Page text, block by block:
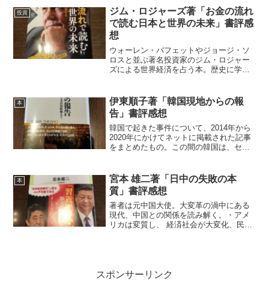
本書も書かれている。アゼルバイジャン
と言っても、せいぜいバク...
投資
ジム・ロジャーズ著「お金の流れ
で読む日本と世界の未来」書評感
想
ウォーレン・バフェットやジョージ・ソ
ロスと並ぶ著名投資家のジム・ロジャー
ズによる世界経済を占う本。歴史に学
情勢の予想。ふつうの国際情勢とは違っ
た見方が示してある。・統一...
本
伊東順子著「韓国現地からの報
告」書評感想
韓国で起きた事件について、2014年から
2020年にかけてネットに掲載された記事
をまとめたもの。この間の韓国は、セウ
慰安婦徴用工問題など、次々と大きな事
件が起きている。...
本
宮本 雄二著「日中の失敗の本
質」書評感想
著者は元中国大使。大変革の渦中にある
現代、中国との関係を読み解く。・アメ
リカは変質し、 経済社会が大変化、民主
スポンサーリンク